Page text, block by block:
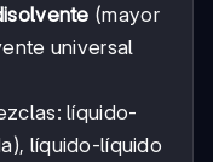
(mayor
universal
líquido-
líquido-líquido